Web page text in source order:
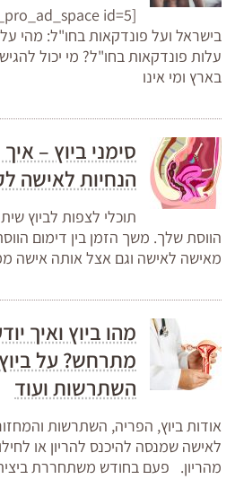
בישראל ועל פונדקאות בחו"ל: מהי
עלות פונדקאות בחו"ל? מי יכול
בארץ ומי אינו
סימני ביוץ –
הנחיות לאישה
הווסת שלך. משך הזמן בין דימום
מאישה לאישה וגם אצל אותה אישה
מהו ביוץ ואיך
מתרחש? על
השתרשות ועוד
אודות ביוץ, הפריה, השתרשות
לאישה שמנסה להיכנס להריון או
מהריון. פעם בחודש משתחררת